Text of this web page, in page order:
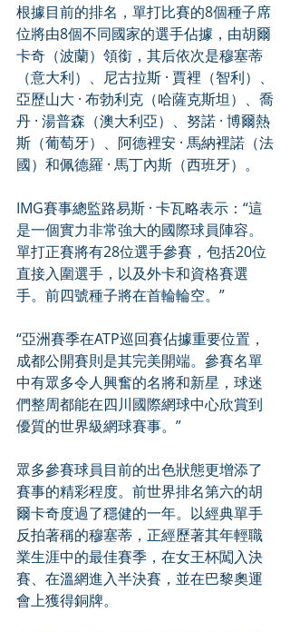
根據目前的排名，單打比賽的8個種子席
位將由8個不同國家的選手佔據，由胡爾
卡奇（波蘭）領銜，其后依次是穆塞蒂
（意大利）、尼古拉斯 · 賈裡（智利）、
亞歷山大 · 布勃利克（哈薩克斯坦）、喬
丹 · 湯普森（澳大利亞）、努諾 · 博爾熱
斯（葡萄牙）、阿德裡安 · 馬納裡諾（法
國）和佩德羅 · 馬丁內斯（西班牙）。
IMG賽事總監路易斯 · 卡瓦略表示：“這
是一個實力非常強大的國際球員陣容。
單打正賽將有28位選手參賽，包括20位
直接入圍選手，以及外卡和資格賽選
手。前四號種子將在首輪輪空。”
“亞洲賽季在ATP巡回賽佔據重要位置，
成都公開賽則是其完美開端。參賽名單
中有眾多令人興奮的名將和新星，球迷
們整周都能在四川國際網球中心欣賞到
優質的世界級網球賽事。”
眾多參賽球員目前的出色狀態更增添了
賽事的精彩程度。前世界排名第六的胡
爾卡奇度過了穩健的一年。以經典單手
反拍著稱的穆塞蒂，正經歷著其年輕職
業生涯中的最佳賽季，在女王杯闖入決
賽、在溫網進入半決賽，並在巴黎奧運
會上獲得銅牌。